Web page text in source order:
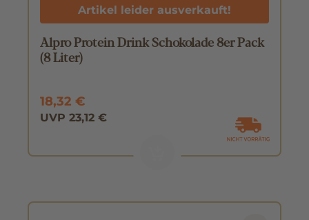
Artikel leider ausverkauft!
Alpro Protein Drink Schokolade 8er Pack
(8 Liter)
18,32 €
UVP 23,12 €